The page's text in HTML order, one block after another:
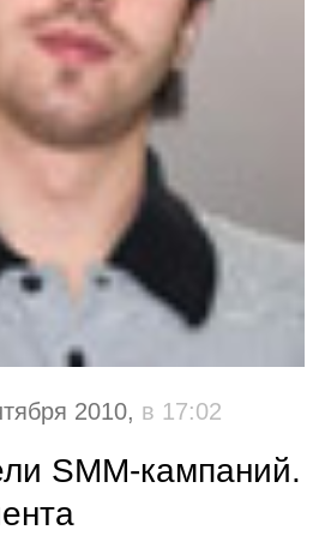
2010, в 17:02
SMM-кампаний.